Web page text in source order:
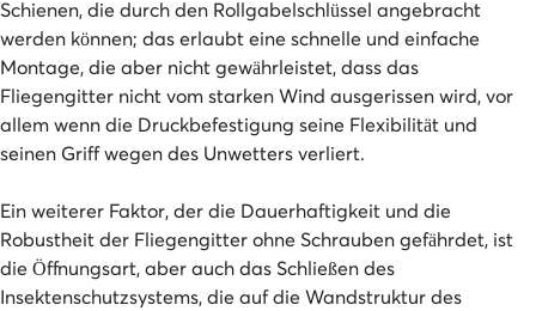
Schienen, die durch den Rollgabelschlüssel angebracht
werden können; das erlaubt eine schnelle und einfache
Montage, die aber nicht gewährleistet, dass das
Fliegengitter nicht vom starken Wind ausgerissen wird, vor
allem wenn die Druckbefestigung seine Flexibilität und
seinen Griff wegen des Unwetters verliert.
Ein weiterer Faktor, der die Dauerhaftigkeit und die
Robustheit der Fliegengitter ohne Schrauben gefährdet, ist
die Öffnungsart, aber auch das Schließen des
Insektenschutzsystems, die auf die Wandstruktur des